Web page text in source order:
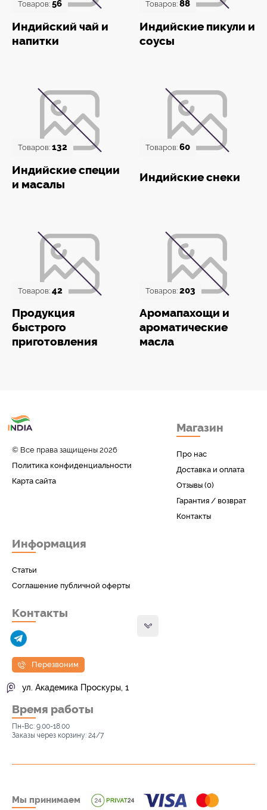
Товаров: 56
Индийский чай и
напитки
Товаров: 88
Индийские пикули и
соусы
Товаров: 132
Индийские специи
и масалы
Товаров: 60
Индийские снеки
Товаров: 42
Продукция
быстрого
приготовления
Товаров: 203
Аромапахощи и
ароматические
масла
© Все права защищены 2026
Политика конфиденциальности
Карта сайта
Магазин
Про нас
Доставка и оплата
Отзывы (0)
Гарантия / возврат
Контакты
Информация
Статьи
Соглашение публичной оферты
Контакты
Перезвоним
ул. Академика Проскуры, 1
Время работы
Пн-Вс: 9.00-18.00
Заказы через корзину: 24/7
Мы принимаем